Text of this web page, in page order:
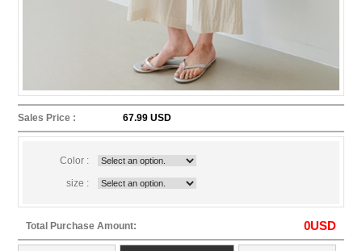
Sales Price : 67.99 USD
Color :
size :
Total Purchase Amount: 0USD